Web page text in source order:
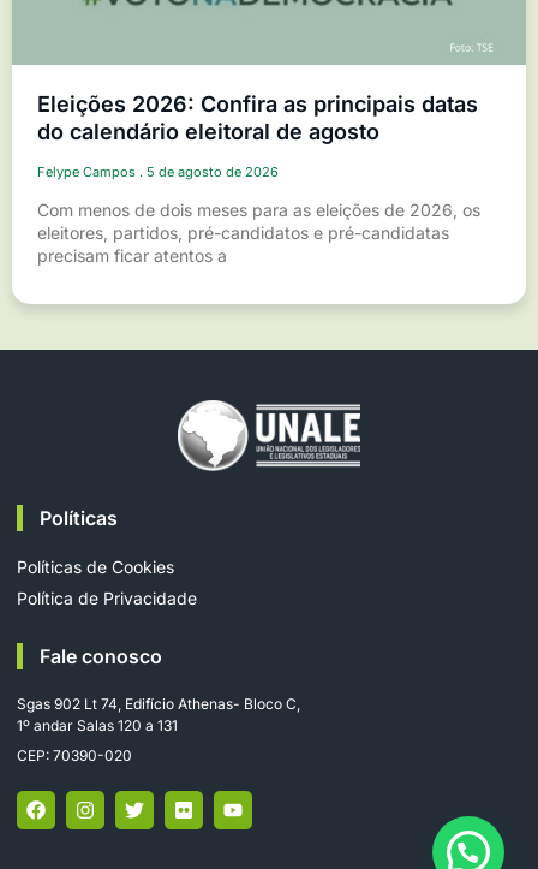
Eleições 2026: Confira as principais datas
do calendário eleitoral de agosto
Felype Campos 5 de agosto de 2026
Com menos de dois meses para as eleições de 2026, os
eleitores, partidos, pré-candidatos e pré-candidatas
precisam ficar atentos a
Políticas
Políticas de Cookies
Política de Privacidade
Fale conosco
Sgas 902 Lt 74, Edifício Athenas- Bloco C,
1º andar Salas 120 a 131
CEP: 70390-020